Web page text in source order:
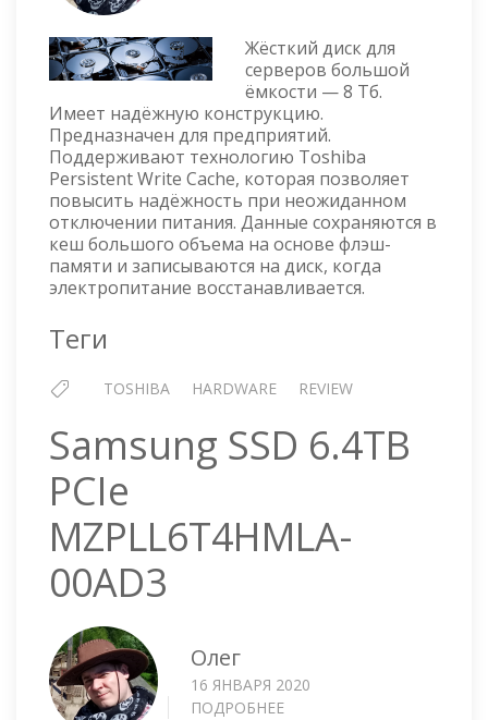
Жёсткий диск для
серверов большой
ёмкости — 8 Тб.
Имеет надёжную конструкцию.
Предназначен для предприятий.
Поддерживают технологию Toshiba
Persistent Write Cache, которая позволяет
повысить надёжность при неожиданном
отключении питания. Данные сохраняются в
кеш большого объема на основе флэш-
памяти и записываются на диск, когда
электропитание восстанавливается.
Теги
TOSHIBA HARDWARE REVIEW
Samsung SSD 6.4TB
PCIe
MZPLL6T4HMLA-
00AD3
Олег
16 ЯНВАРЯ 2020
ПОДРОБНЕЕ